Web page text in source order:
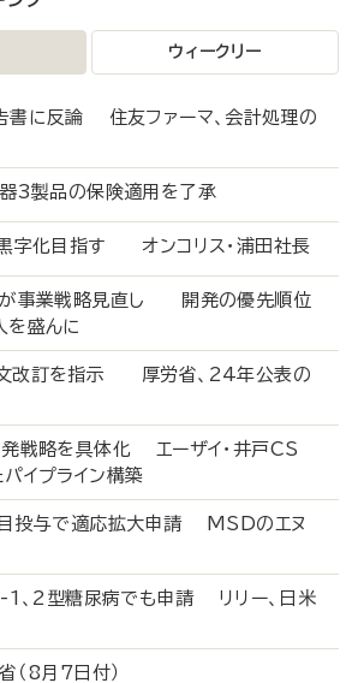
ウィークリー
書に反論 住友ファーマ、会計処理の
器3製品の保険適用を了承
字化目指す オンコリス・浦田社長
が事業戦略見直し 開発の優先順位
を盛んに
文改訂を指示 厚労省、24年公表の
発戦略を具体化 エーザイ・井戸CS
イプライン構築
投与で適応拡大申請 MSDのエヌ
1、2型糖尿病でも申請 リリー、日米
省（8月7日付）